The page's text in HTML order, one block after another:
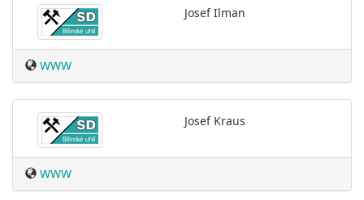
Josef Ilman
WWW
Josef Kraus
WWW